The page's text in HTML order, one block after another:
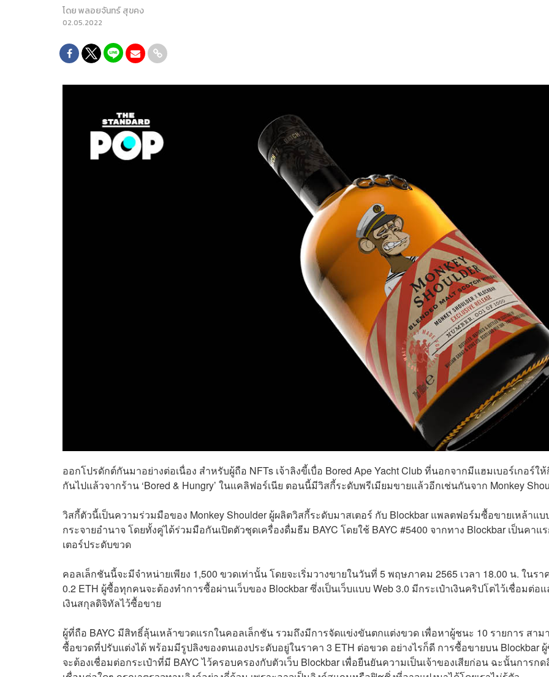
โดยพลอยจันทร์ สุขคง
02.05.2022
ออกโปรดักต์กันมาอย่างต่อเนื่อง สำหรับผู้ถือ NFTs เจ้าลิงขี้เบื่อ Bored Ape Yacht Club ที่นอกจากมีแฮมเบอร์เกอร์ใ
กันไปแล้วจากร้าน ‘Bored & Hungry’ ในแคลิฟอร์เนีย ตอนนี้มีวิสกี้ระดับพรีเมียมขายแล้วอีกเช่นกันจาก Monkey
วิสกี้ตัวนี้เป็นความร่วมมือของ Monkey Shoulder ผู้ผลิตวิสกี้ระดับมาสเตอร์ กับ Blockbar แพลตฟอร์มซื้อขายเหล้าแบ
กระจายอำนาจ โดยทั้งคู่ได้ร่วมมือกันเปิดตัวชุดเครื่องดื่มธีม BAYC โดยใช้ BAYC #5400 จากทาง Blockbar เป็นคาแ
เตอร์ประดับขวด
คอลเล็กชันนี้จะมีจำหน่ายเพียง 1,500 ขวดเท่านั้น โดยจะเริ่มวางขายในวันที่ 5 พฤษภาคม 2565 เวลา 18.00 น. ในรา
0.2 ETH ผู้ซื้อทุกคนจะต้องทำการซื้อผ่านเว็บของ Blockbar ซึ่งเป็นเว็บแบบ Web 3.0 มีกระเป๋าเงินคริปโตไว้เชื่อมต่อ
เงินสกุลดิจิทัลไว้ซื้อขาย
ผู้ที่ถือ BAYC มีสิทธิ์ลุ้นเหล้าขวดแรกในคอลเล็กชัน รวมถึงมีการจัดแข่งขันตกแต่งขวด เพื่อหาผู้ชนะ 10 รายการ สาม
ซื้อขวดที่ปรับแต่งได้ พร้อมมีรูปลิงของตนเองประดับอยู่ในราคา 3 ETH ต่อขวด อย่างไรก็ดี การซื้อขายบน Blockbar
จะต้องเชื่อมต่อกระเป๋าที่มี BAYC ไว้ครอบครองกับตัวเว็บ Blockbar เพื่อยืนยันความเป็นเจ้าของเสียก่อน ฉะนั้นการกด